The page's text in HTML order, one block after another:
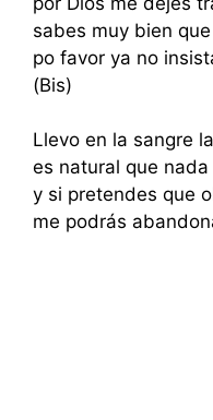
sabes muy bien
po favor ya no
(Bis)
Llevo en la sangre
es natural que
y si pretendes que
me podrás